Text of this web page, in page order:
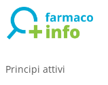
Principi attivi